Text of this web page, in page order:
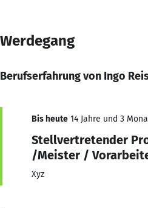
Werdegang
Berufserfahrung von Ingo
Bis heute 14 Jahre und 3
Stellvertretender
/Meister /
Xyz